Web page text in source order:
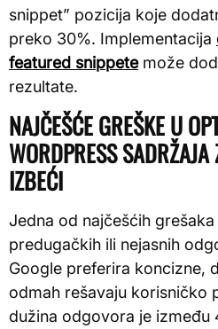
snippet” pozicija koje
preko 30%. Implementacija
featured snippetemože
rezultate.
NAJČEŠĆE GREŠKE U
WORDPRESS
IZBEĆI
Jedna od najčešćih
predugačkih ili nejasnih
Google preferira koncizne,
odmah rešavaju korisničko
dužina odgovora je između